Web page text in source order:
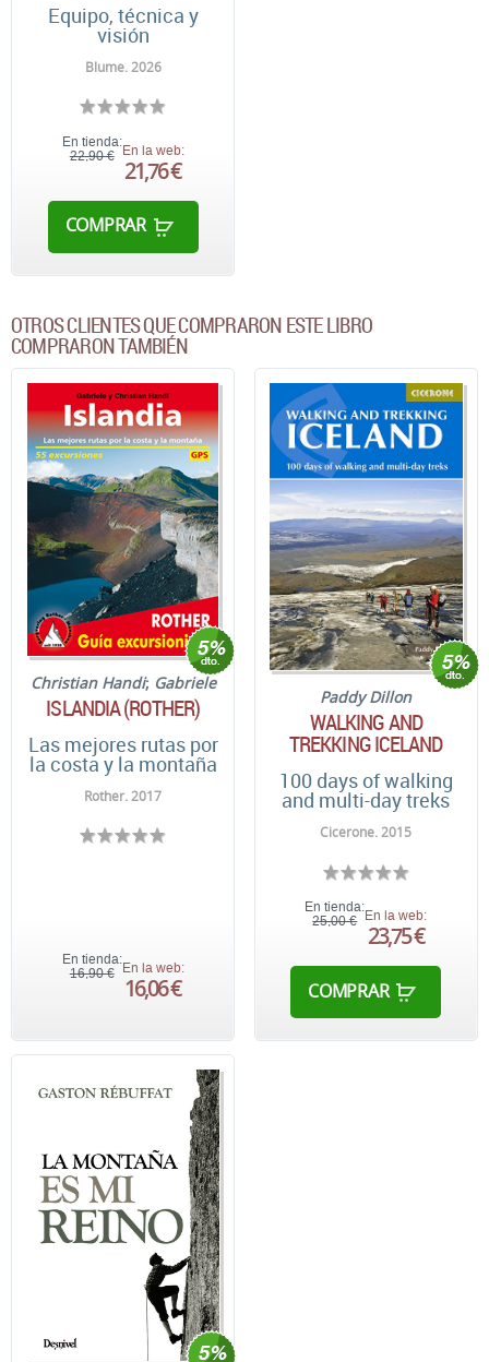
Equipo, técnica y
visión
Blume. 2026
En tienda:
22,90 € En la web:
21,76 €
COMPRAR
OTROS CLIENTES QUE COMPRARON ESTE LIBRO
COMPRARON TAMBIÉN
Christian Handi; Gabriele
ISLANDIA (ROTHER)
Las mejores rutas por
la costa y la montaña
Rother. 2017
En tienda:
16,90 € En la web:
16,06 €
Paddy Dillon
WALKING AND
TREKKING ICELAND
100 days of walking
and multi-day treks
Cicerone. 2015
En tienda:
25,00 €
En la web:
23,75 €
COMPRAR